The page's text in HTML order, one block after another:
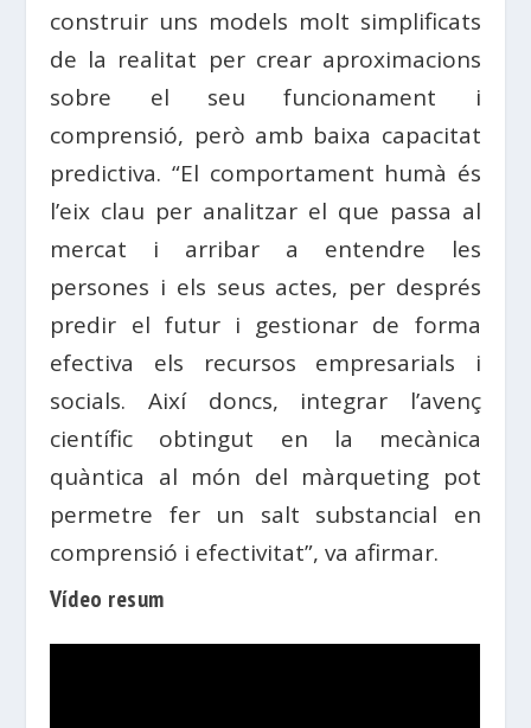
construir uns models molt simplificats
de la realitat per crear aproximacions
sobre el seu funcionament i
comprensió, però amb baixa capacitat
predictiva. “El comportament humà és
l’eix clau per analitzar el que passa al
mercat i arribar a entendre les
persones i els seus actes, per després
predir el futur i gestionar de forma
efectiva els recursos empresarials i
socials. Així doncs, integrar l’avenç
científic obtingut en la mecànica
quàntica al món del màrqueting pot
permetre fer un salt substancial en
comprensió i efectivitat”, va afirmar.
Vídeo resum